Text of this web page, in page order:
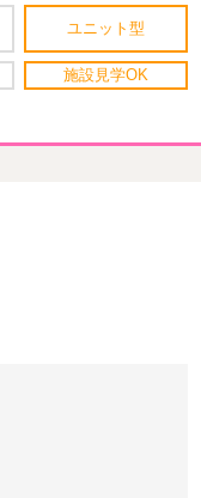
ユニット型
施設見学OK